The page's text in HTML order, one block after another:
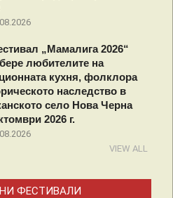
„Мамалига 2026“
любителите на
кухня, фолклора
наследство в
село Нова Черна
2026 г.
VIEW ALL
ФЕСТИВАЛИ